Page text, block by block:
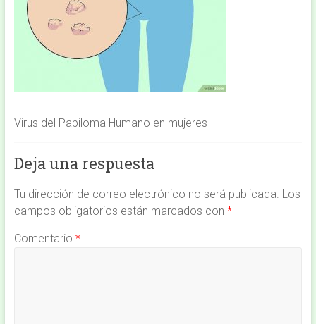
Virus del Papiloma Humano en mujeres
Deja una respuesta
Tu dirección de correo electrónico no será publicada. Los
campos obligatorios están marcados con *
Comentario *